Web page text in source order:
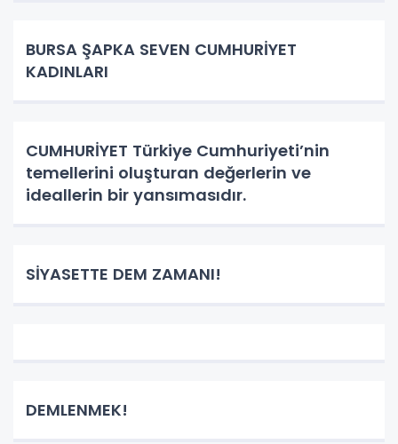
BURSA ŞAPKA SEVEN CUMHURİYET
KADINLARI
CUMHURİYET Türkiye Cumhuriyeti’nin
temellerini oluşturan değerlerin ve
ideallerin bir yansımasıdır.
SİYASETTE DEM ZAMANI!
DEMLENMEK!